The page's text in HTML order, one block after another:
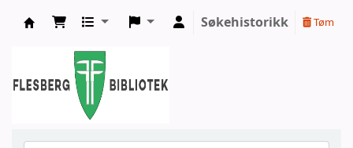
Søkehistorikk Tøm